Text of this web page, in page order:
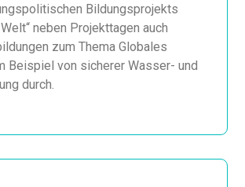
Bildungsprojekts
neben Projekttagen auch
zum Thema Globales
Beispiel von sicherer Wasser- und
durch.